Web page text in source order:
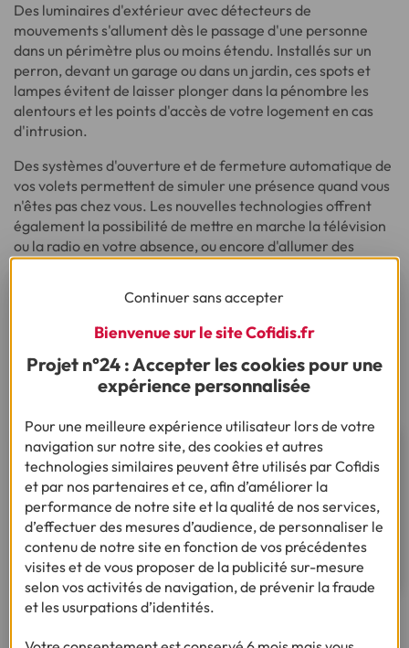
Des luminaires d'extérieur avec détecteurs de
mouvements s'allument dès le passage d'une personne
dans un périmètre plus ou moins étendu. Installés sur un
perron, devant un garage ou dans un jardin, ces spots et
lampes évitent de laisser plonger dans la pénombre les
alentours et les points d'accès de votre logement en cas
d'intrusion.
Des systèmes d'ouverture et de fermeture automatique de
vos volets permettent de simuler une présence quand vous
n'êtes pas chez vous. Les nouvelles technologies offrent
également la possibilité de mettre en marche la télévision
ou la radio en votre absence, ou encore d'allumer des
** Source : Equipement de sécurité de la maison selon la
taille de l'unité urbaine en 2017, INSEE, 2017
Besoin d’une assurance pour
votre logement ?
Découvrez notre assurance multirisque
habitation
Continuer sans accepter
Bienvenue sur le site Cofidis.fr
Projet n°24 : Accepter les cookies pour une
expérience personnalisée
Pour une meilleure expérience utilisateur lors de votre
navigation sur notre site, des cookies et autres
technologies similaires peuvent être utilisés par Cofidis
et par nos partenaires et ce, afin d’améliorer la
performance de notre site et la qualité de nos services,
d’effectuer des mesures d’audience, de personnaliser le
contenu de notre site en fonction de vos précédentes
visites et de vous proposer de la publicité sur-mesure
selon vos activités de navigation, de prévenir la fraude
et les usurpations d’identités.